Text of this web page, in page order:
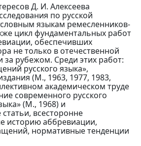
Д. И. Алексеева
по русской
языкам ремесленников-
цикл фундаментальных работ
обеспечивших
не только в отечественной
за рубежом. Среди этих работ:
русского языка»,
(М., 1963, 1977, 1983,
академическом труде
современного русского
(М., 1968) и
всесторонне
историю аббревиации,
нормативные тенденции